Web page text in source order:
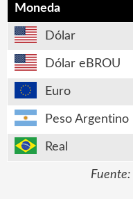
Moneda
Dólar
Dólar eBROU
Euro
Peso Argentino
Real
Fuente: